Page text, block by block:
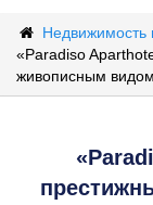
Недвижимость
«Paradiso
живописным